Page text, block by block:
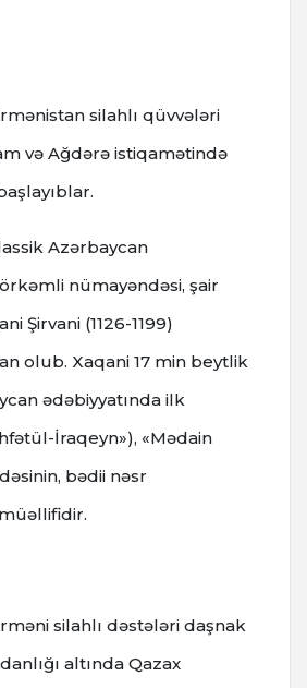
silahlı qüvvələri
və Ağdərə istiqamətində
Azərbaycan
nümayəndəsi, şair
Şirvani (1126-1199)
olub. Xaqani 17 min beytlik
ədəbiyyatında ilk
İraqeyn»), «Mədain
bədii nəsr
silahlı dəstələri daşnak
altında Qazax